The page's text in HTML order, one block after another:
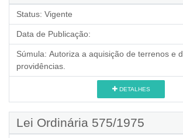
Status: Vigente
Data de Publicação:
Súmula: Autoriza a aquisição de terrenos e
providências.
DETALHES
Lei Ordinária 575/1975